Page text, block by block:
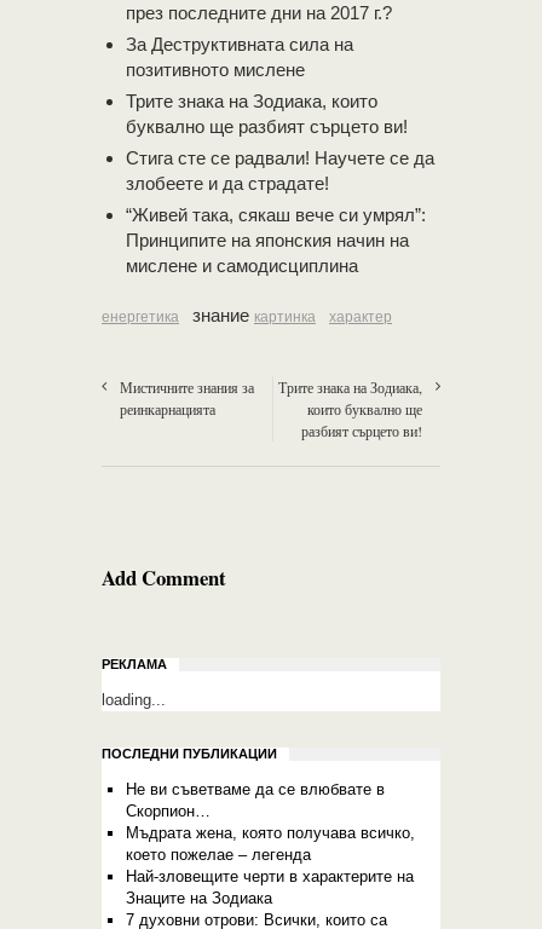
през последните дни на 2017 г.?
За Деструктивната сила на
позитивното мислене
Трите знака на Зодиака, които
буквално ще разбият сърцето ви!
Стига сте се радвали! Научете се да
злобеете и да страдате!
“Живей така, сякаш вече си умрял”:
Принципите на японския начин на
мислене и самодисциплина
енергетика знание картинка характер
Мистичните знания за
реинкарнацията
Трите знака на Зодиака,
които буквално ще
разбият сърцето ви!
Add Comment
РЕКЛАМА
loading...
ПОСЛЕДНИ ПУБЛИКАЦИИ
Не ви съветваме да се влюбвате в
Скорпион…
Мъдрата жена, която получава всичко,
което пожелае – легенда
Най-зловещите черти в характерите на
Знаците на Зодиака
7 духовни отрови: Всички, които са